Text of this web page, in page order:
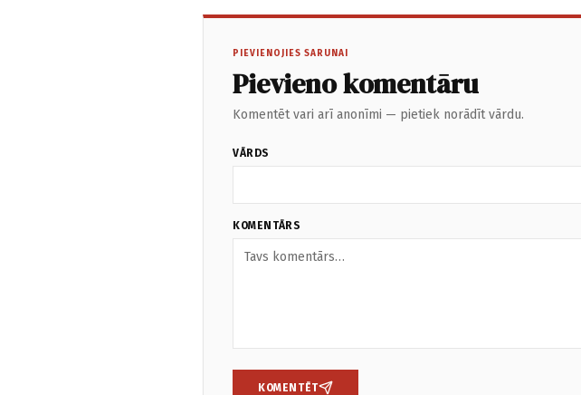
PIEVIENOJIES SARUNAI
Pievieno komentāru
Komentēt vari arī anonīmi — pietiek norādīt vārdu.
VĀRDS
KOMENTĀRS
KOMENTĒT